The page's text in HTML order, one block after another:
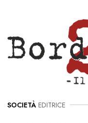
SOCIETÀ EDITRICE